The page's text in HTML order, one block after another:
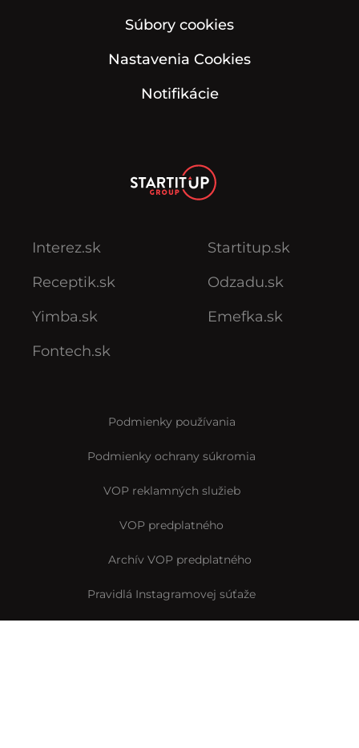
Súbory cookies
Nastavenia Cookies
Notifikácie
Interez.sk
Receptik.sk
Yimba.sk
Fontech.sk
Startitup.sk
Odzadu.sk
Emefka.sk
Podmienky používania
Podmienky ochrany súkromia
VOP reklamných služieb
VOP predplatného
Archív VOP predplatného
Pravidlá Instagramovej súťaže